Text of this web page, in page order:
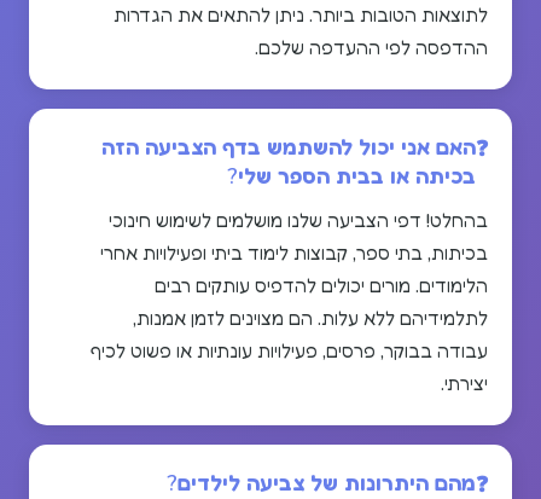
לתוצאות הטובות ביותר. ניתן להתאים את הגדרות
ההדפסה לפי ההעדפה שלכם.
האם אני יכול להשתמש בדף הצביעה הזה
בכיתה או בבית הספר שלי?
בהחלט! דפי הצביעה שלנו מושלמים לשימוש חינוכי
בכיתות, בתי ספר, קבוצות לימוד ביתי ופעילויות אחרי
הלימודים. מורים יכולים להדפיס עותקים רבים
לתלמידיהם ללא עלות. הם מצוינים לזמן אמנות,
עבודה בבוקר, פרסים, פעילויות עונתיות או פשוט לכיף
יצירתי.
מהם היתרונות של צביעה לילדים?